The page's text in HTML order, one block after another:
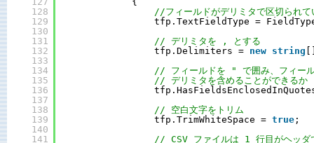
128
129
130
131
132
133
134
135
136
137
138
139
140
141
//フィールドがデリミタで区切られて
tfp.TextFieldType =
// デリミタを , とする
tfp.Delimiters = new string
// フィールドを " で囲み、フィール
// デリミタを含めることができるか
// 空白文字をトリム
tfp.TrimWhiteSpace = true ;
// CSV ファイルは 1 行目がヘッダ